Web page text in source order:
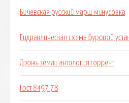
Бичевская русский марш минусовка
Гидравлическая схема буровой
Дрожь земли антология торрент
Гост 8497 78